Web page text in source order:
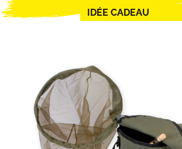
IDÉE CADEAU